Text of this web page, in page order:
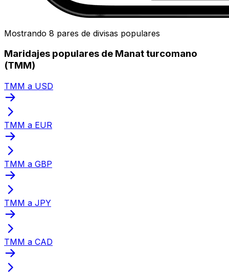
Mostrando 8 pares de divisas populares
Maridajes populares de Manat turcomano
(TMM)
TMM a USD
TMM a EUR
TMM a GBP
TMM a JPY
TMM a CAD